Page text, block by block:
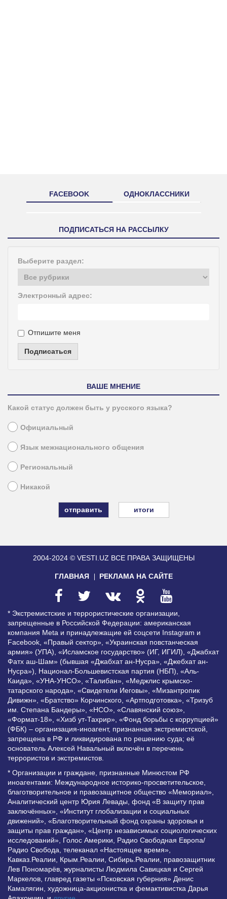
FACEBOOK ОДНОКЛАССНИКИ
ПОДПИСАТЬСЯ НА РАССЫЛКУ
Выберите раздел:
Электронный адрес:
Отпишите меня
Подписаться
ВАШЕ МНЕНИЕ
Какой статус должен быть у русского языка?
Официальный
Язык межнационального общения
Региональный
Никакой
итоги
2004-2024 © VESTI.UZ ВСЕ ПРАВА ЗАЩИЩЕНЫ
ГЛАВНАЯ РЕКЛАМА НА САЙТЕ
* Экстремистские и террористические организации,
запрещенные в Российской Федерации: американская
компания Meta и принадлежащие ей соцсети Instagram и
Facebook, «Правый сектор», «Украинская повстанческая
армия» (УПА), «Исламское государство» (ИГ, ИГИЛ), «Джабхат
Фатх аш-Шам» (бывшая «Джабхат ан-Нусра», «Джебхат ан-
Нусра»), Национал-Большевистская партия (НБП), «Аль-
Каида», «УНА-УНСО», «Талибан», «Меджлис крымско-
татарского народа», «Свидетели Иеговы», «Мизантропик
Дивижн», «Братство» Корчинского, «Артподготовка», «Тризуб
им. Степана Бандеры», «НСО», «Славянский союз»,
«Формат-18», «Хизб ут-Тахрир», «Фонд борьбы с коррупцией»
(ФБК) – организация-иноагент, признанная экстремистской,
запрещена в РФ и ликвидирована по решению суда; её
основатель Алексей Навальный включён в перечень
террористов и экстремистов.
* Организации и граждане, признанные Минюстом РФ
иноагентами: Международное историко-просветительское,
благотворительное и правозащитное общество «Мемориал»,
Аналитический центр Юрия Левады, фонд «В защиту прав
заключённых», «Институт глобализации и социальных
движений», «Благотворительный фонд охраны здоровья и
защиты прав граждан», «Центр независимых социологических
исследований», Голос Америки, Радио Свободная Европа/
Радио Свобода, телеканал «Настоящее время»,
Кавказ.Реалии, Крым.Реалии, Сибирь.Реалии, правозащитник
Лев Пономарёв, журналисты Людмила Савицкая и Сергей
Маркелов, главред газеты «Псковская губерния» Денис
Камалягин, художница-акционистка и фемактивистка Дарья